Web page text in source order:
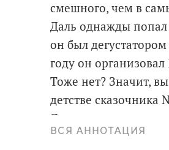
смешного, чем в
Даль однажды попал
он был
году он
Тоже нет? Значит,
детстве сказочника
Для младшего и
ВСЯ АННОТАЦИЯ